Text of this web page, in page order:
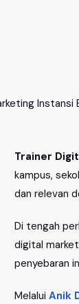
Trainer
kampus,
dan relevan
Di tengah
digital
penyebaran
Melalui Anik